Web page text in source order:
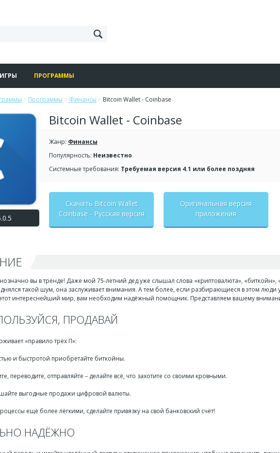
ИГРЫ ПРОГРАММЫ
> Программы > Финансы > Bitcoin Wallet - Coinbase
Bitcoin Wallet - Coinbase
Жанр: Финансы
Популярность: Неизвестно
Системные требования: Требуемая версия 4.1 или более поздняя
Скачать Bitcoin Wallet
Coinbase - Русская версия
Оригинальная версия
приложения
вы в тренде! Даже мой 75-летний дед уже слышал слова «криптовалюта»,
такой шум, она заслуживает внимания. А тем более, если разбирающиеся в этом люди
этот интереснейший мир, вам необходим надёжный помощник. Представляем вашему
ПРОДАВАЙ
«правило трёх П»:
и быстротой приобретайте биткойны.
переводите, отправляйте – делайте всё, что захотите со своими кровными.
выгодные продажи цифровой валюты.
ещё более лёгкими, сделайте привязку на свой банковский счёт!
НАДЁЖНО